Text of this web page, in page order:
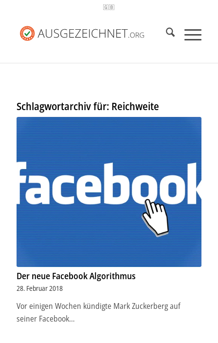
🇬🇧
Schlagwortarchiv für: Reichweite
Der neue Facebook Algorithmus
28. Februar 2018
Vor einigen Wochen kündigte Mark Zuckerberg auf
seiner Facebook…